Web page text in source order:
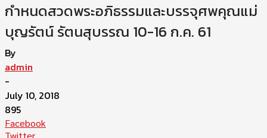
กำหนดสวดพระอภิธรรมและบรรจุศพคุณแม่
บุญรัตน์ รัตนสุบรรณ 10-16 ก.ค. 61
By
admin
-
July 10, 2018
895
Facebook
Twitter